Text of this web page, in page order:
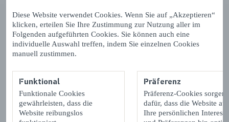
Diese Website verwendet Cookies. Wenn Sie auf „Akzeptieren“
klicken, erteilen Sie Ihre Zustimmung zur Nutzung aller im
Folgenden aufgeführten Cookies. Sie können auch eine
individuelle Auswahl treffen, indem Sie einzelnen Cookies
manuell zustimmen.
Funktional
Funktionale Cookies
gewährleisten, dass die
Website reibungslos
Präferenz
Präferenz-Cookies sorgen
dafür, dass die Website auf
Ihre persönlichen
Nach dem Einmarsch der Deutschen am 10. Mai 1940
erhielten die Niederlande Unterstützung durch die
französische Armee. Obwohl die Franzosen hartnäckigen
Widerstand leisteten, sind viele französische Soldaten in
den Kämpfen gefallen. Einige von ihnen haben auf
demfranzösischen Friedhof
in Kapelle ihre letzte
Ruhestätte gefunden.
Die Zehn von Renesse